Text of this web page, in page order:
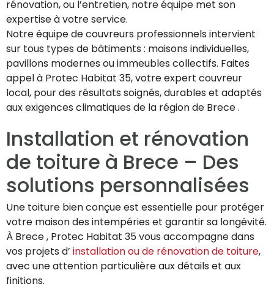
rénovation, ou l’entretien, notre équipe met son
expertise à votre service.
Notre équipe de couvreurs professionnels intervient
sur tous types de bâtiments : maisons individuelles,
pavillons modernes ou immeubles collectifs. Faites
appel à Protec Habitat 35, votre expert couvreur
local, pour des résultats soignés, durables et adaptés
aux exigences climatiques de la région de Brece .
Installation et rénovation
de toiture à Brece – Des
solutions personnalisées
Une toiture bien conçue est essentielle pour protéger
votre maison des intempéries et garantir sa longévité.
À Brece , Protec Habitat 35 vous accompagne dans
vos projets d’ installation ou de rénovation de toiture,
avec une attention particulière aux détails et aux
finitions.